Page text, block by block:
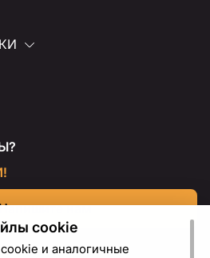
нам
cookie
и аналогичные